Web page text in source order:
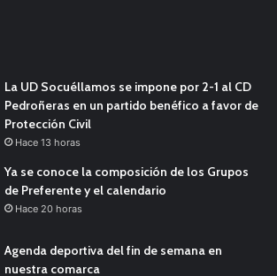
La UD Socuéllamos se impone por 2-1 al CD
Pedroñeras en un partido benéfico a favor de
Protección Civil
Hace 13 horas
Ya se conoce la composición de los Grupos
de Preferente y el calendario
Hace 20 horas
Agenda deportiva del fin de semana en
nuestra comarca